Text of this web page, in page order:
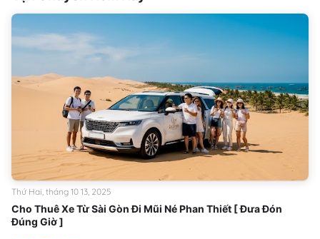
Cho Thuê Xe Từ Sài Gòn Đi Mũi Né Phan Thiết [ Đưa Đón
Đúng Giờ ]
Thứ Hai, tháng 10 13, 2025